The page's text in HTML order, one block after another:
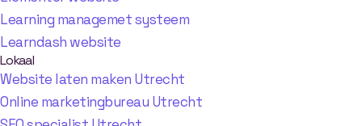
Learning managemet systeem
Learndash website
Lokaal
Website laten maken Utrecht
Online marketingbureau Utrecht